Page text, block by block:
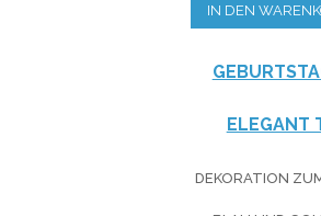
IN DEN
ELEGANT
DEKORATION